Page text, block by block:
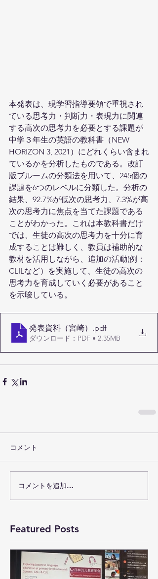
本発表は、現学習指導要領で重視され
ている思考力・判断力・表現力に関連
する高次の思考力を必要とする課題が
中学３年生の英語の教科書（NEW
HORIZON 3, 2021）にどれくらい含まれ
ているかを分析したものである。改訂
版ブルームの分類法を用いて、245個の
課題を6つのレベルに分類した。分析の
結果、92.7%が低次の思考力、7.3%が高
次の思考力に焦点を当てた課題である
ことがわかった。これは本教科書だけ
では、生徒の高次の思考力を十分に育
成することは難しく、教員は補助的な
教材を活用しながら、追加の活動(例：
CLILなど）を実施して、生徒の高次の
思考力を育成していく必要があること
を示唆している。
発表資料（宮崎） .pdf
ダウンロード：PDF • 2.35MB
コメント
コメントを追加…
Featured Posts